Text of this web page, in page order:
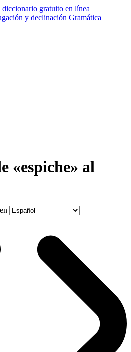
y declinación Gramática
«espiche» al